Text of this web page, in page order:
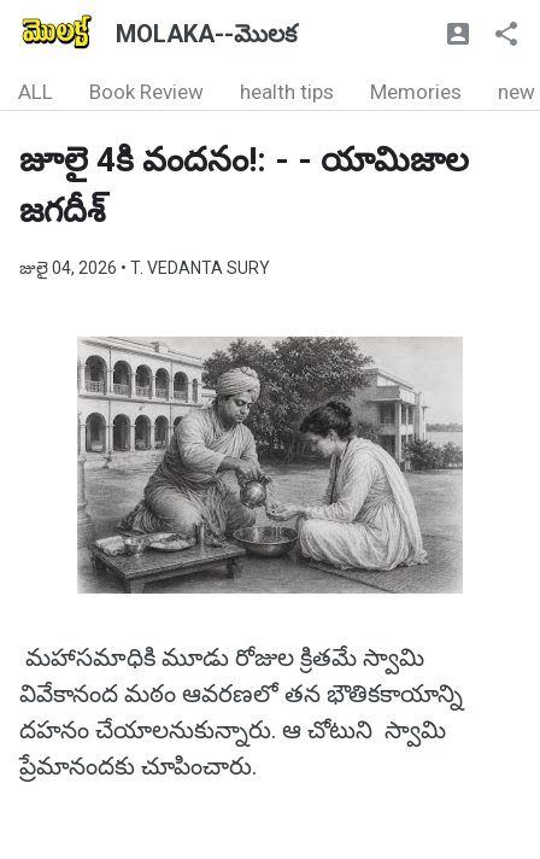
MOLAKA--మొలక
ALL Book Review health tips Memories new
జూలై 4కి వందనం!: - - యామిజాల
జగదీశ్
జులై 04, 2026 • T. VEDANTA SURY
మహాసమాధికి మూడు రోజుల క్రితమే స్వామి
వివేకానంద మఠం ఆవరణలో తన భౌతికకాయాన్ని
దహనం చేయాలనుకున్నారు. ఆ చోటుని స్వామి
ప్రేమానందకు చూపించారు.